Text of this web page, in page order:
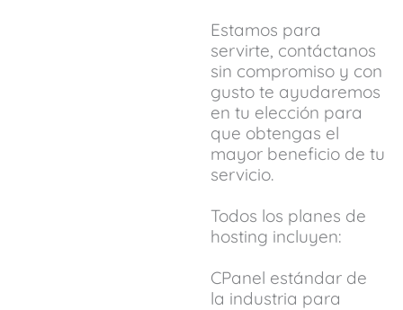
Estamos para
servirte, contáctanos
sin compromiso y con
gusto te ayudaremos
en tu elección para
que obtengas el
mayor beneficio de tu
servicio.
Todos los planes de
hosting incluyen:
CPanel estándar de
la industria para